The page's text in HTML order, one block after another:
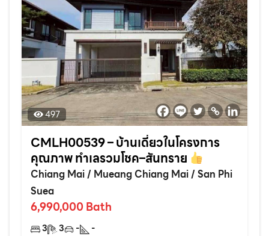
497
CMLH00539 – บ้านเดี่ยวในโครงการ
คุณภาพ ทำเลรวมโชค–สันทราย
Chiang Mai/ Mueang Chiang Mai/San Phi
Suea
6,990,000 Bath
3 3 -
-